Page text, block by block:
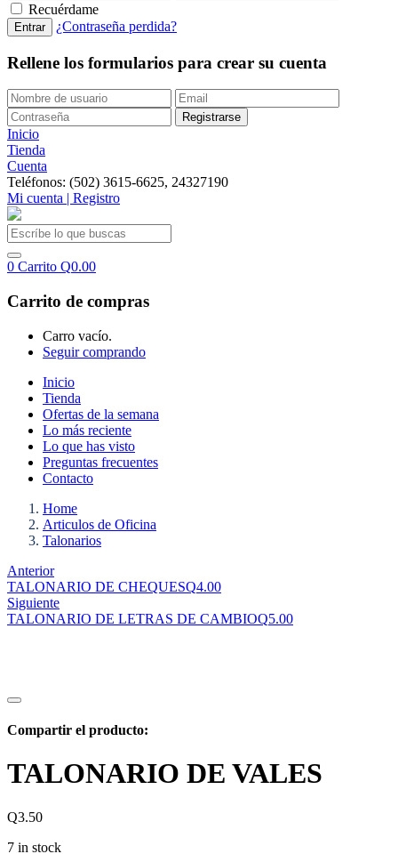
Recuérdame
¿Contraseña perdida?
Rellene los formularios para crear su cuenta
Inicio
Tienda
Cuenta
Teléfonos: (502) 3615-6625, 24327190
Mi cuenta | Registro
0 Carrito Q0.00
Carrito de compras
Carro vacío.
Seguir comprando
Inicio
Tienda
Ofertas de la semana
Lo más reciente
Lo que has visto
Preguntas frecuentes
Contacto
Home
Articulos de Oficina
Talonarios
Anterior
TALONARIO DE CHEQUESQ4.00
Siguiente
TALONARIO DE LETRAS DE CAMBIOQ5.00
Compartir el producto:
TALONARIO DE VALES
Q3.50
7 in stock